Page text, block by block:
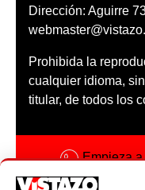
Dirección: Aguirre
Prohibida la
cualquier idioma,
titular, de todos los
Empieza